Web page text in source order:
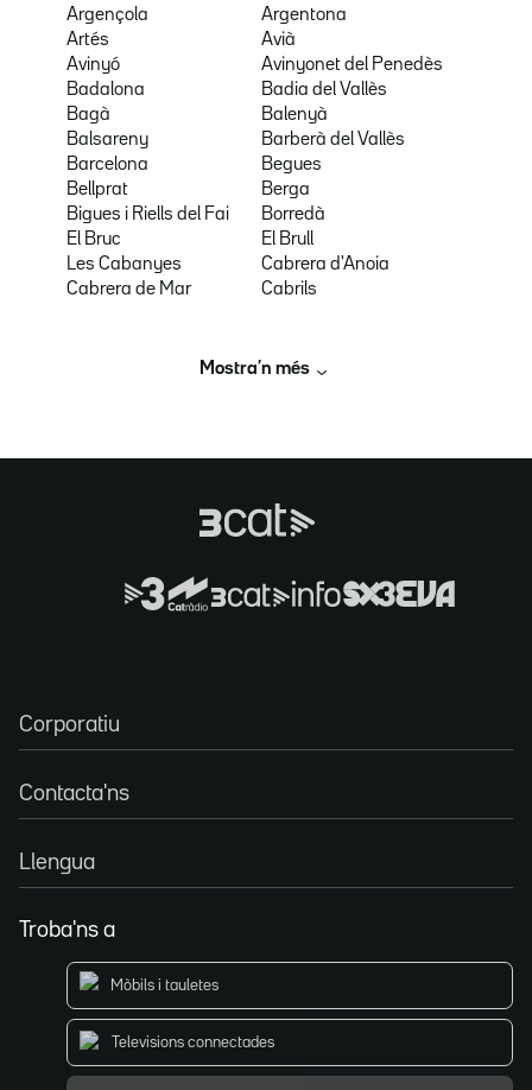
Argençola
Argentona
Artés
Avià
Avinyó
Avinyonet del Penedès
Badalona
Badia del Vallès
Bagà
Balenyà
Balsareny
Barberà del Vallès
Barcelona
Begues
Bellprat
Berga
Bigues i Riells del Fai
Borredà
El Bruc
El Brull
Les Cabanyes
Cabrera d'Anoia
Cabrera de Mar
Cabrils
Mostra’n més
Corporatiu
Contacta'ns
Llengua
Troba'ns a
Mòbils i tauletes
Televisions connectades